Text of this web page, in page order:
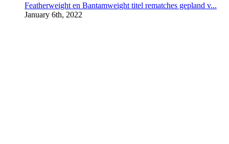
Featherweight en Bantamweight titel rematches gepland v...
January 6th, 2022